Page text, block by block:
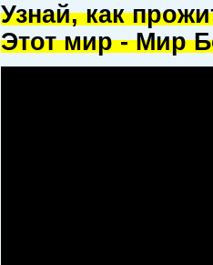
Узнай, как
Этот мир - Мир